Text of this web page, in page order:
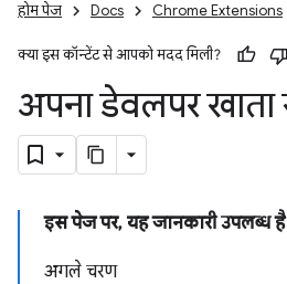
होम पेज Docs Chrome Extensions
क्या इस कॉन्टेंट से आपको मदद मिली?
अपना डेवलपर खाता
इस पेज पर, यह जानकारी उपलब्ध है
अगले चरण